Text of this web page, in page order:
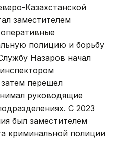
Казахстанской
заместителем
полицию и борьбу
Назаров начал
перешел
руководящие
С 2023
был заместителем
криминальной полиции